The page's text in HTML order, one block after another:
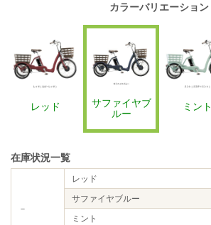
カラーバリエーション
レッド
サファイヤブ
ルー
ミント
在庫状況一覧
－
レッド
サファイヤブルー
ミント